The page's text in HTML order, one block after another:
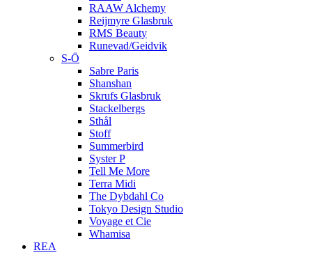
RAAW Alchemy
Reijmyre Glasbruk
RMS Beauty
Runevad/Geidvik
S-Ö
Sabre Paris
Shanshan
Skrufs Glasbruk
Stackelbergs
Sthål
Stoff
Summerbird
Syster P
Tell Me More
Terra Midi
The Dybdahl Co
Tokyo Design Studio
Voyage et Cie
Whamisa
REA